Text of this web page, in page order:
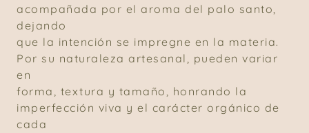
acompañada por el aroma del palo santo,
dejando
que la intención se impregne en la materia.
Por su naturaleza artesanal, pueden variar
en
forma, textura y tamaño, honrando la
imperfección viva y el carácter orgánico de
cada